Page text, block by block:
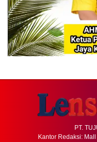
PT.
Kantor Redaksi: